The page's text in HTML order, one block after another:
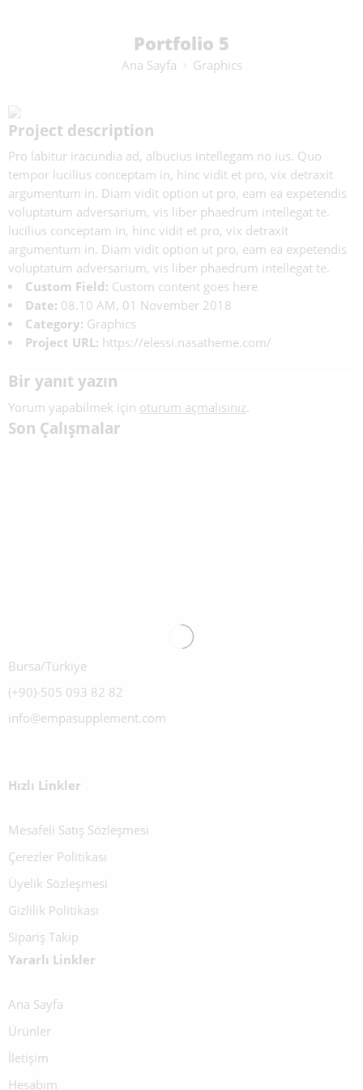
Portfolio 5
Ana Sayfa Graphics
Project description
Pro labitur iracundia ad, albucius intellegam no ius. Quo
tempor lucilius conceptam in, hinc vidit et pro, vix detraxit
argumentum in. Diam vidit option ut pro, eam ea expetendis
voluptatum adversarium, vis liber phaedrum intellegat te.
lucilius conceptam in, hinc vidit et pro, vix detraxit
argumentum in. Diam vidit option ut pro, eam ea expetendis
voluptatum adversarium, vis liber phaedrum intellegat te.
Custom Field: Custom content goes here
Date: 08.10 AM, 01 November 2018
Category: Graphics
Project URL: https://elessi.nasatheme.com/
Bir yanıt yazın
Yorum yapabilmek için oturum açmalısınız.
Son Çalışmalar
Bursa/Türkiye
(+90)-505 093 82 82
info@empasupplement.com
Hızlı Linkler
Mesafeli Satış Sözleşmesi
Çerezler Politikası
Üyelik Sözleşmesi
Gizlilik Politikası
Sipariş Takip
Yararlı Linkler
Ana Sayfa
Ürünler
İletişim
Hesabım